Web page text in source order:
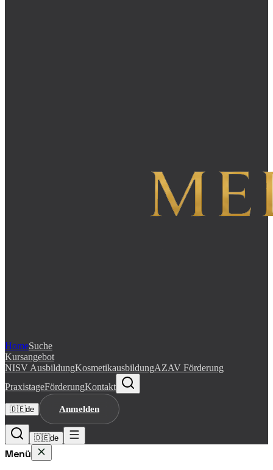
HomeSuche
Kursangebot
NISV AusbildungKosmetikausbildungAZAV Förderung
PraxistageFörderungKontakt
🇩🇪de Anmelden
🇩🇪de
Menü